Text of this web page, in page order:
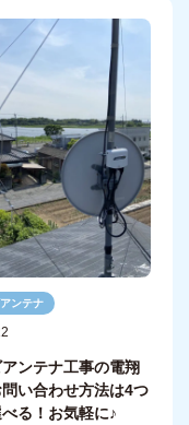
ンテナ
ンテナ工事の電翔
い合わせ方法は4つ
る！お気軽に♪